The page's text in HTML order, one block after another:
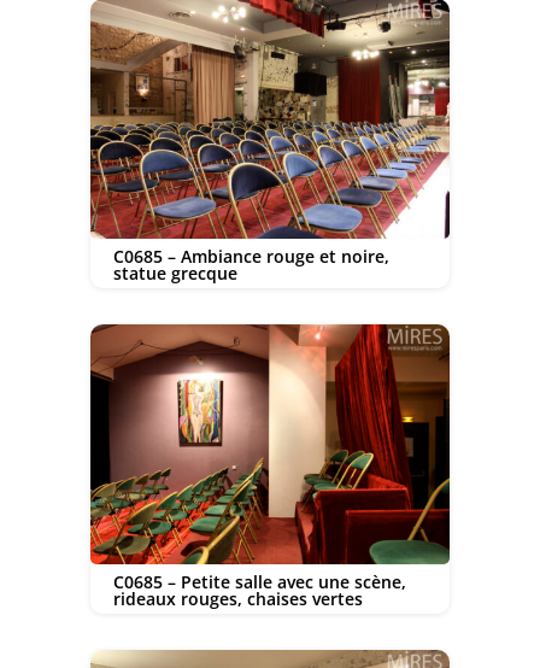
C0685 – Ambiance rouge et noire,
statue grecque
C0685 – Petite salle avec une scène,
rideaux rouges, chaises vertes